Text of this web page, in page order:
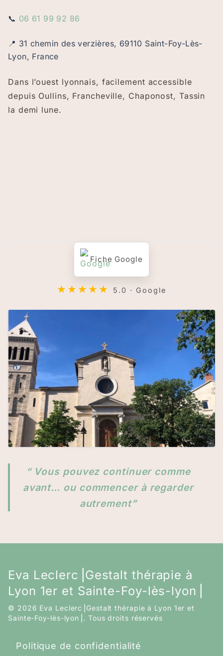
📞 06 61 99 92 86
📍 31 chemin des verzières, 69110 Saint-Foy-Lès-
Lyon, France
Dans l’ouest lyonnais, facilement accessible
depuis Oullins, Francheville, Chaponost, Tassin
la demi lune.
Fiche Google
★★★★★ 5.0 · Google
“ Vous pouvez continuer comme
avant… ou commencer à regarder
autrement”
Eva Leclerc⎟Gestalt thérapie à
Lyon 1er et Sainte-Foy-lès-lyon⎟
© 2026 Eva Leclerc⎟Gestalt thérapie à Lyon 1er et
Sainte-Foy-lès-lyon⎟. Tous droits réservés
Politique de confidentialité